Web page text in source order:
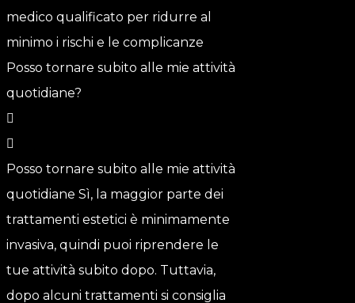
medico qualificato per ridurre al
minimo i rischi e le complicanze
Posso tornare subito alle mie attività
quotidiane?
Posso tornare subito alle mie attività
quotidiane Sì, la maggior parte dei
trattamenti estetici è minimamente
invasiva, quindi puoi riprendere le
tue attività subito dopo. Tuttavia,
dopo alcuni trattamenti si consiglia